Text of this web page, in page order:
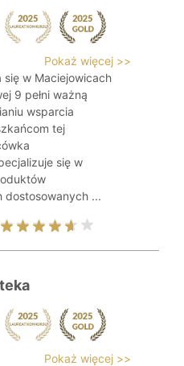
Pokaż więcej >>
się w Maciejowicach
9 pełni ważną
wsparcia
tej
się w
...
Pokaż więcej >>